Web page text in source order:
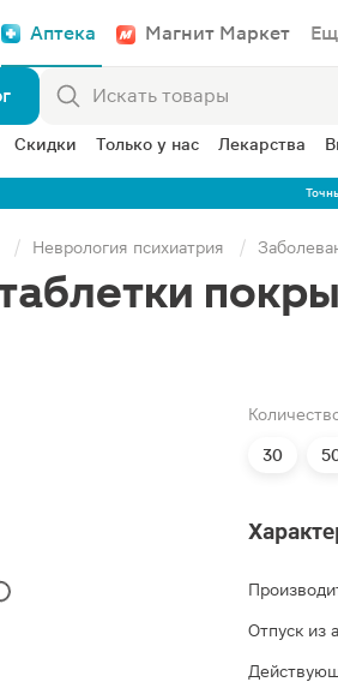
Аптека Магнит Маркет
Скидки Только у нас Лекарства
Неврология психиатрия
30
Отпуск из